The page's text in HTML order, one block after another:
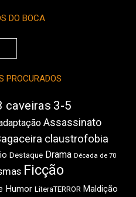
DO BOCA
PROCURADOS
caveiras 3-5
Assassinato
claustrofobia
Destaque Drama Década de 70
Ficção
Humor LiteraTERROR Maldição